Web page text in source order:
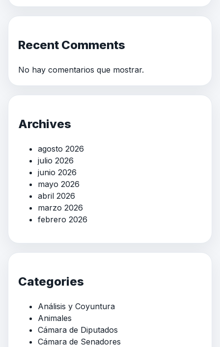
Recent Comments
No hay comentarios que mostrar.
Archives
agosto 2026
julio 2026
junio 2026
mayo 2026
abril 2026
marzo 2026
febrero 2026
Categories
Análisis y Coyuntura
Animales
Cámara de Diputados
Cámara de Senadores